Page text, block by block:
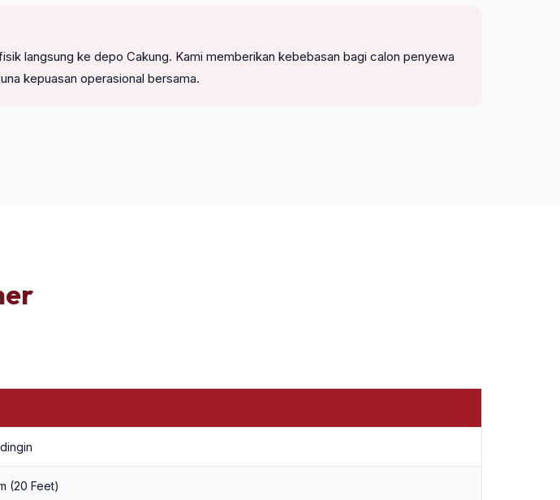
langsung ke depo Cakung. Kami memberikan kebebasan bagi calon penyewa
kepuasan operasional bersama.
(20 Feet)